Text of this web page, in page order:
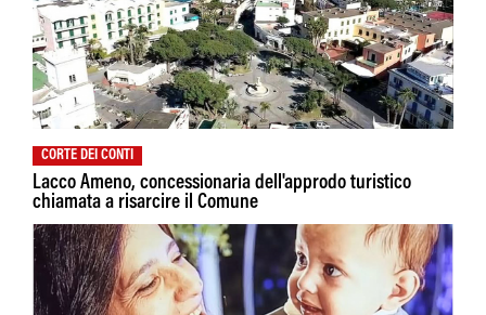
CORTE DEI CONTI
Lacco Ameno, concessionaria dell'approdo turistico
chiamata a risarcire il Comune